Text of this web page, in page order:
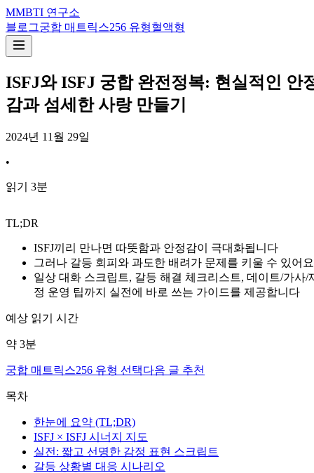
MMBTI 연구소
블로그궁합 매트릭스256 유형혈액형
ISFJ와 ISFJ 궁합 완전정복: 현실적인 안
감과 섬세한 사랑 만들기
2024년 11월 29일
•
읽기 3분
TL;DR
ISFJ끼리 만나면 따뜻함과 안정감이 극대화됩니다
그러나 갈등 회피와 과도한 배려가 문제를 키울 수 있어요
일상 대화 스크립트, 갈등 해결 체크리스트, 데이트/가사/
정 운영 팁까지 실전에 바로 쓰는 가이드를 제공합니다
예상 읽기 시간
약 3분
궁합 매트릭스256 유형 선택다음 글 추천
목차
한눈에 요약 (TL;DR)
ISFJ × ISFJ 시너지 지도
실전: 짧고 선명한 감정 표현 스크립트
갈등 상황별 대응 시나리오